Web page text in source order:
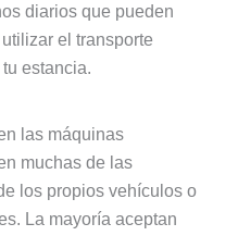
diarios que pueden
el transporte
estancia.
las máquinas
muchas de las
los propios vehículos o
La mayoría aceptan